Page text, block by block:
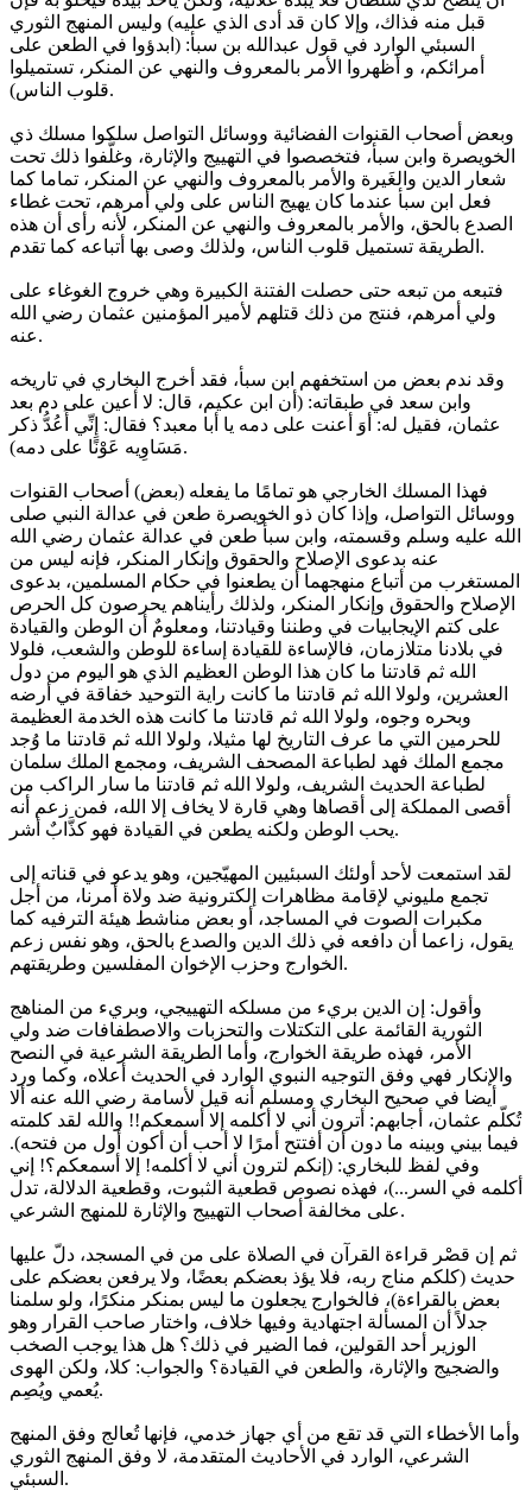
قبل منه فذاك، وإلا كان قد أدى الذي عليه) وليس المنهج الثوري
السبئي الوارد في قول عبدالله بن سبأ: (ابدؤوا في الطعن على
أمرائكم، و أظهروا الأمر بالمعروف والنهي عن المنكر، تستميلوا
قلوب الناس).
وبعض أصحاب القنوات الفضائية ووسائل التواصل سلكوا مسلك ذي
الخويصرة وابن سبأ، فتخصصوا في التهييج والإثارة، وغلَّفوا ذلك تحت
شعار الدين والغَيرة والأمر بالمعروف والنهي عن المنكر، تماما كما
فعل ابن سبأ عندما كان يهيج الناس على ولي أمرهم، تحت غطاء
الصدع بالحق، والأمر بالمعروف والنهي عن المنكر، لأنه رأى أن هذه
الطريقة تستميل قلوب الناس، ولذلك وصى بها أتباعه كما تقدم.
فتبعه من تبعه حتى حصلت الفتنة الكبيرة وهي خروج الغوغاء على
ولي أمرهم، فنتج من ذلك قتلهم لأمير المؤمنين عثمان رضي الله
عنه.
وقد ندم بعض من استخفهم ابن سبأ، فقد أخرج البخاري في تاريخه
وابن سعد في طبقاته: (أن ابن عكيم، قال: لا أعين على دم بعد
عثمان، فقيل له: أوَ أعنت على دمه يا أبا معبد؟ فقال: إِنِّي أَعُدُّ ذكر
مَسَاوِيه عَوْنًا على دمه).
فهذا المسلك الخارجي هو تمامًا ما يفعله (بعض) أصحاب القنوات
ووسائل التواصل، وإذا كان ذو الخويصرة طعن في عدالة النبي صلى
الله عليه وسلم وقسمته، وابن سبأ طعن في عدالة عثمان رضي الله
عنه بدعوى الإصلاح والحقوق وإنكار المنكر، فإنه ليس من
المستغرب من أتباع منهجهما أن يطعنوا في حكام المسلمين، بدعوى
الإصلاح والحقوق وإنكار المنكر، ولذلك رأيناهم يحرصون كل الحرص
على كتم الإيجابيات في وطننا وقيادتنا، ومعلومٌ أن الوطن والقيادة
في بلادنا متلازمان، فالإساءة للقيادة إساءة للوطن والشعب، فلولا
الله ثم قادتنا ما كان هذا الوطن العظيم الذي هو اليوم من دول
العشرين، ولولا الله ثم قادتنا ما كانت راية التوحيد خفاقة في أرضه
وبحره وجوه، ولولا الله ثم قادتنا ما كانت هذه الخدمة العظيمة
للحرمين التي ما عرف التاريخ لها مثيلا، ولولا الله ثم قادتنا ما وُجد
مجمع الملك فهد لطباعة المصحف الشريف، ومجمع الملك سلمان
لطباعة الحديث الشريف، ولولا الله ثم قادتنا ما سار الراكب من
أقصى المملكة إلى أقصاها وهي قارة لا يخاف إلا الله، فمن زعم أنه
يحب الوطن ولكنه يطعن في القيادة فهو كذَّابٌ أشر.
لقد استمعت لأحد أولئك السبئيين المهيّجين، وهو يدعو في قناته إلى
تجمع مليوني لإقامة مظاهرات إلكترونية ضد ولاة أمرنا، من أجل
مكبرات الصوت في المساجد، أو بعض مناشط هيئة الترفيه كما
يقول، زاعما أن دافعه في ذلك الدين والصدع بالحق، وهو نفس زعم
الخوارج وحزب الإخوان المفلسين وطريقتهم.
وأقول: إن الدين بريء من مسلكه التهييجي، وبريء من المناهج
الثورية القائمة على التكتلات والتحزبات والاصطفافات ضد ولي
الأمر، فهذه طريقة الخوارج، وأما الطريقة الشرعية في النصح
والإنكار فهي وفق التوجيه النبوي الوارد في الحديث أعلاه، وكما ورد
أيضا في صحيح البخاري ومسلم أنه قيل لأسامة رضي الله عنه ألا
تُكلّم عثمان، أجابهم: أترون أني لا أكلمه إلا أسمعكم!! والله لقد كلمته
فيما بيني وبينه ما دون أن أفتتح أمرًا لا أحب أن أكون أول من فتحه).
وفي لفظ للبخاري: (إنكم لترون أني لا أكلمه! إلا أسمعكم؟! إني
أكلمه في السر...)، فهذه نصوص قطعية الثبوت، وقطعية الدلالة، تدل
على مخالفة أصحاب التهييج والإثارة للمنهج الشرعي.
ثم إن قصْر قراءة القرآن في الصلاة على من في المسجد، دلّ عليها
حديث (كلكم مناج ربه، فلا يؤذ بعضكم بعضًا، ولا يرفعن بعضكم على
بعض بالقراءة)، فالخوارج يجعلون ما ليس بمنكر منكرًا، ولو سلمنا
جدلاً أن المسألة اجتهادية وفيها خلاف، واختار صاحب القرار وهو
الوزير أحد القولين، فما الضير في ذلك؟ هل هذا يوجب الصخب
والضجيج والإثارة، والطعن في القيادة؟ والجواب: كلا، ولكن الهوى
يُعمي ويُصِم.
وأما الأخطاء التي قد تقع من أي جهاز خدمي، فإنها تُعالج وفق المنهج
الشرعي، الوارد في الأحاديث المتقدمة، لا وفق المنهج الثوري
السبئي.